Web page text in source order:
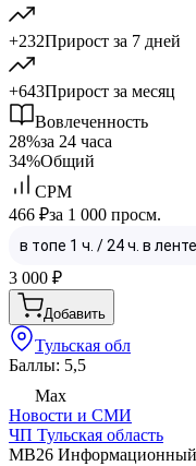
+232Прирост за 7 дней
+643Прирост за месяц
Вовлеченность
28%за 24 часа
34%Общий
CPM
466 ₽за 1 000 просм.
3 000 ₽
Добавить
Тульская обл
Баллы: 5,5
Max
Новости и СМИ
ЧП Тульская область
MB26 Информационный